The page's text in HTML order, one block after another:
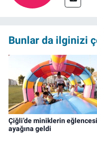
Bunlar da ilginizi
Çiğli’de miniklerin eğlencesi
ayağına geldi